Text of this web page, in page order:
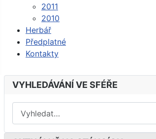
2011
2010
Herbář
Předplatné
Kontakty
VYHLEDÁVÁNÍ VE SFÉŘE